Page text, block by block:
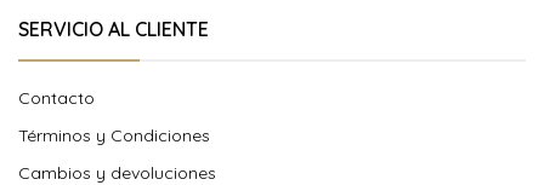
SERVICIO AL CLIENTE
Contacto
Términos y Condiciones
Cambios y devoluciones